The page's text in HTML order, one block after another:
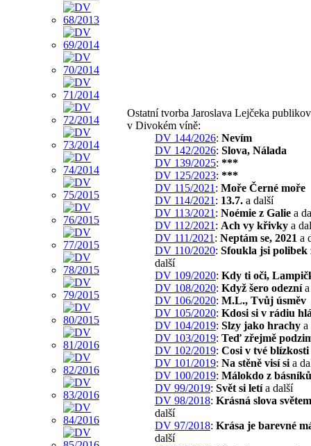
Ostatní tvorba Jaroslava Lejčeka
v Divokém víně:
DV 144/2026: Nevím
DV 142/2026: Slova, Nálada
DV 139/2025: ***
DV 125/2023: ***
DV 115/2021 : Moře Černé moře
DV 114/2021 : 13.7. a další
DV 113/2021 : Noémie z Galie a
DV 112/2021 : Ach vy křivky a
DV 111/2021 : Neptám se, 2021 a
DV 110/2020: Sfoukla jsi polibek
další
DV 109/2020: Kdy ti oči,
DV 108/2020: Když šero odezní
DV 106/2020: M.L., Tvůj úsměv
DV 105/2020: Kdosi si v rádiu
DV 104/2019: Slzy jako hrachy a
DV 103/2019: Teď zřejmě
DV 102/2019: Cosi v tvé blízkosti
DV 101/2019: Na stěně visí si a
DV 100/2019: Málokdo z básníků
DV 99/2019: Svět si letía další
DV 98/2018: Krásná slova
další
DV 97/2018: Krása je barevné
další